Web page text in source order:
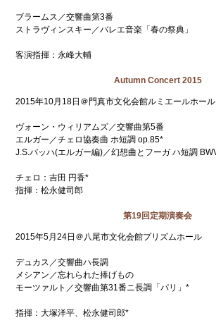
ブラームス／交響曲第3番
ストラヴィンスキー／バレエ音楽「春の祭典」
客演指揮：永峰大輔
Autumn Concert 2015
2015年10月18日＠門真市文化会館ルミエールホール
ヴォーン・ウィリアムズ／交響曲第5番
エルガー／チェロ協奏曲 ホ短調 op.85*
J.S.バッハ(エルガー編)／幻想曲とフーガ ハ短調
チェロ：吉田 円香*
指揮：松永健司郎
第19回定期演奏会
2015年5月24日＠八尾市文化会館プリズムホール
デュカス／交響曲ハ長調
メシアン／忘れられた捧げもの
モーツァルト／交響曲第31番ニ長調「パリ」*
指揮：大塚洋平、松永健司郎*